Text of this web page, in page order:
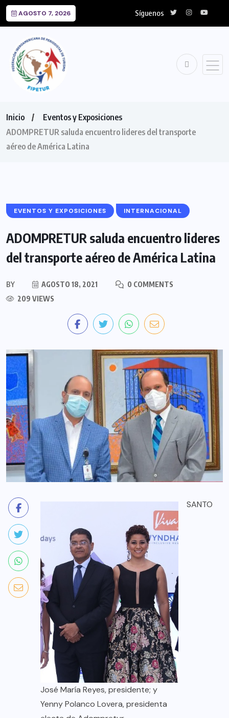
AGOSTO 7, 2026 Síguenos
Inicio
Eventos y Exposiciones
ADOMPRETUR saluda encuentro lideres del transporte
aéreo de América Latina
EVENTOS Y EXPOSICIONES INTERNACIONAL
ADOMPRETUR saluda encuentro lideres
del transporte aéreo de América Latina
BY AGOSTO 18, 2021
0 COMMENTS
209 VIEWS
José María Reyes, presidente; y
Yenny Polanco Lovera, presidenta
SANTO